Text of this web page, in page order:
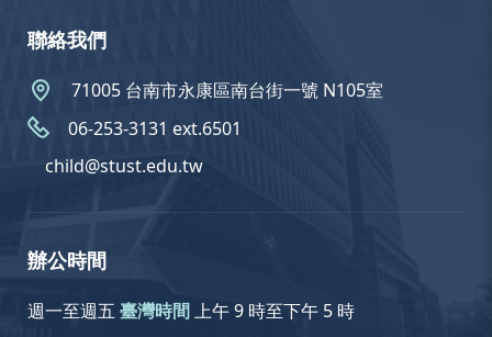
聯絡我們
71005 台南市永康區南台街一號 N105室
06-253-3131 ext.6501
child@stust.edu.tw
辦公時間
週一至週五 臺灣時間上午 9 時至下午 5 時